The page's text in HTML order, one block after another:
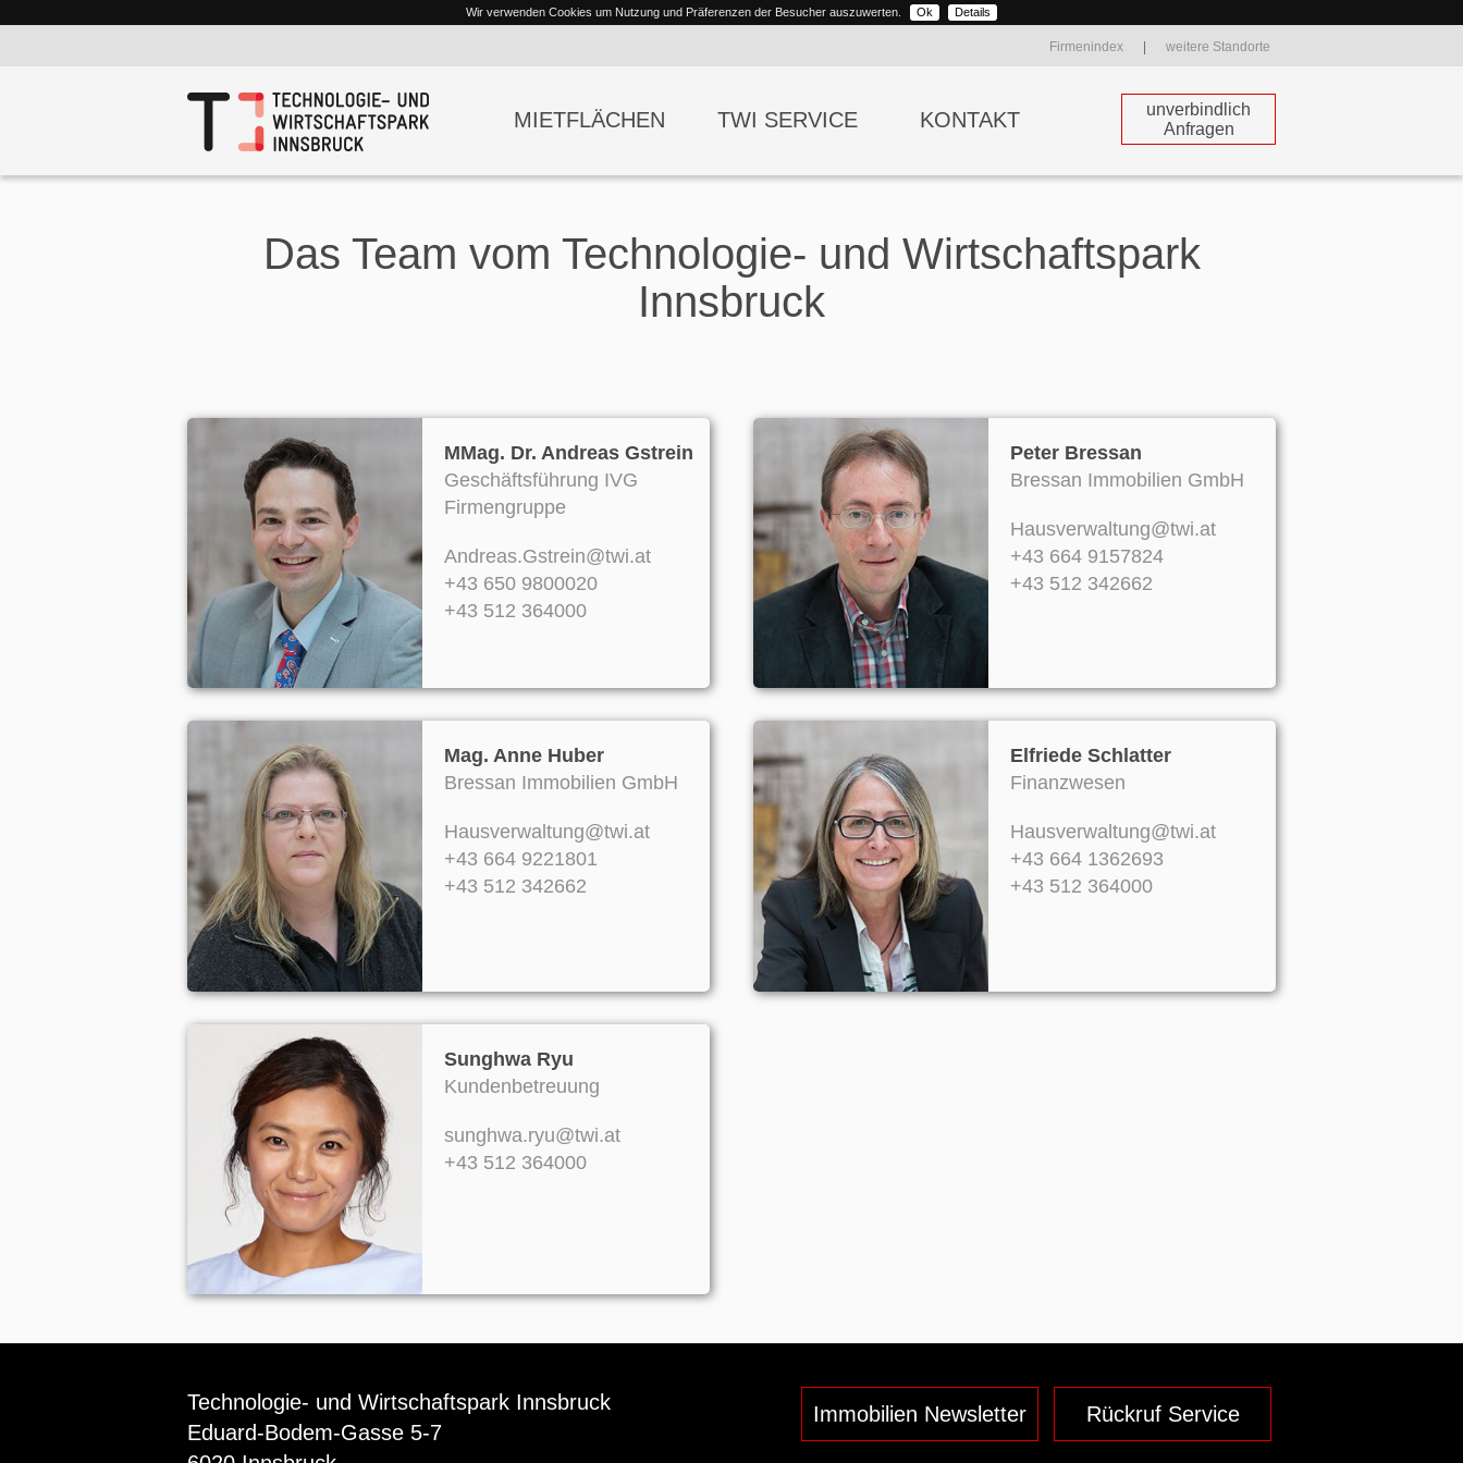
Wir verwenden Cookies um Nutzung und Präferenzen der Besucher auszuwerten. Ok Details
Firmenindex weitere Standorte
unverbindlich
Anfragen
MIETFLÄCHEN TWI SERVICE KONTAKT
Das Team vom Technologie- und Wirtschaftspark
Innsbruck
MMag. Dr. Andreas Gstrein
Geschäftsführung IVG
Firmengruppe
Andreas.Gstrein@twi.at
+43 650 9800020
+43 512 364000
Peter Bressan
Bressan Immobilien GmbH
Hausverwaltung@twi.at
+43 664 9157824
+43 512 342662
Mag. Anne Huber
Bressan Immobilien GmbH
Hausverwaltung@twi.at
+43 664 9221801
+43 512 342662
Elfriede Schlatter
Finanzwesen
Hausverwaltung@twi.at
+43 664 1362693
+43 512 364000
Sunghwa Ryu
Kundenbetreuung
sunghwa.ryu@twi.at
+43 512 364000
Technologie- und Wirtschaftspark Innsbruck
Eduard-Bodem-Gasse 5-7
Immobilien Newsletter Rückruf Service